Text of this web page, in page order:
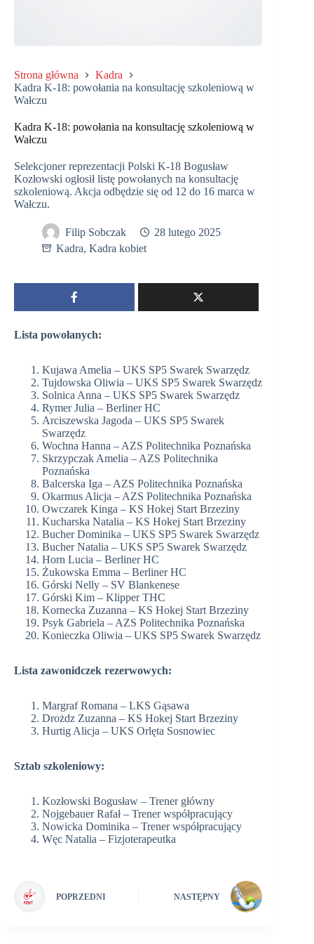
Strona główna
Kadra
Kadra K-18: powołania na konsultację szkoleniową w
Wałczu
Kadra K-18: powołania na konsultację szkoleniową w
Wałczu
Selekcjoner reprezentacji Polski K-18 Bogusław
Kozłowski ogłosił listę powołanych na konsultację
szkoleniową. Akcja odbędzie się od 12 do 16 marca w
Wałczu.
Filip Sobczak
28 lutego 2025
Kadra, Kadra kobiet
Lista powołanych:
Kujawa Amelia – UKS SP5 Swarek Swarzędz
Tujdowska Oliwia – UKS SP5 Swarek Swarzędz
Solnica Anna – UKS SP5 Swarek Swarzędz
Rymer Julia – Berliner HC
Arciszewska Jagoda – UKS SP5 Swarek
Swarzędz
Wochna Hanna – AZS Politechnika Poznańska
Skrzypczak Amelia – AZS Politechnika
Poznańska
Balcerska Iga – AZS Politechnika Poznańska
Okarmus Alicja – AZS Politechnika Poznańska
Owczarek Kinga – KS Hokej Start Brzeziny
Kucharska Natalia – KS Hokej Start Brzeziny
Bucher Dominika – UKS SP5 Swarek Swarzędz
Bucher Natalia – UKS SP5 Swarek Swarzędz
Horn Lucia – Berliner HC
Żukowska Emma – Berliner HC
Górski Nelly – SV Blankenese
Górski Kim – Klipper THC
Kornecka Zuzanna – KS Hokej Start Brzeziny
Psyk Gabriela – AZS Politechnika Poznańska
Konieczka Oliwia – UKS SP5 Swarek Swarzędz
Lista zawonidczek rezerwowych:
Margraf Romana – LKS Gąsawa
Drożdz Zuzanna – KS Hokej Start Brzeziny
Hurtig Alicja – UKS Orlęta Sosnowiec
Sztab szkoleniowy:
Kozłowski Bogusław – Trener główny
Nojgebauer Rafał – Trener współpracujący
Nowicka Dominika – Trener współpracujący
Węc Natalia – Fizjoterapeutka
POPRZEDNI NASTĘPNY